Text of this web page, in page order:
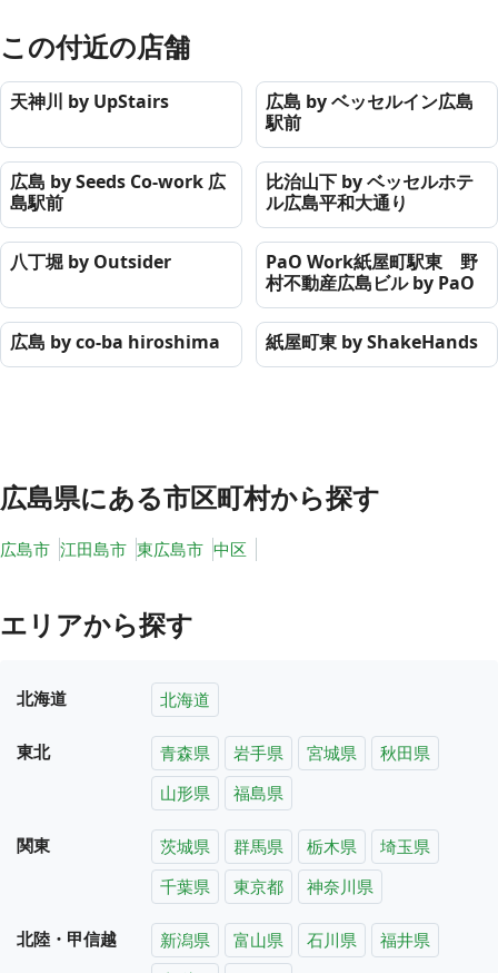
この付近の店舗
天神川 by UpStairs
広島 by ベッセルイン広島
駅前
広島 by Seeds Co-work 広
島駅前
比治山下 by ベッセルホテ
ル広島平和大通り
八丁堀 by Outsider
PaO Work紙屋町駅東 野
村不動産広島ビル by PaO
広島 by co-ba hiroshima 紙屋町東 by ShakeHands
広島県にある市区町村から探す
広島市 江田島市 東広島市 中区
エリアから探す
北海道 北海道
東北 青森県 岩手県 宮城県
秋田県
山形県
福島県
関東 茨城県 群馬県 栃木県
埼玉県
千葉県
東京都 神奈川県
北陸・甲信越 新潟県 富山県 石川県
福井県